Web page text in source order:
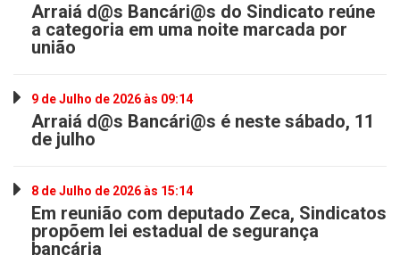
Arraiá d@s Bancári@s do Sindicato reúne
a categoria em uma noite marcada por
união
9 de Julho de 2026 às 09:14
Arraiá d@s Bancári@s é neste sábado, 11
de julho
8 de Julho de 2026 às 15:14
Em reunião com deputado Zeca, Sindicatos
propõem lei estadual de segurança
bancária